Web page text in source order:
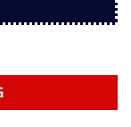
màu Xanh ngọc